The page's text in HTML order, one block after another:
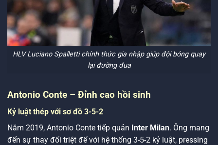
HLV Luciano Spalletti chính thức gia nhập giúp đội bóng quay
lại đường đua
Antonio Conte – Đỉnh cao hồi sinh
Kỷ luật thép với sơ đồ 3-5-2
Năm 2019, Antonio Conte tiếp quản Inter Milan. Ông mang
đến sự thay đổi triệt để với hệ thống 3-5-2 kỷ luật, pressing